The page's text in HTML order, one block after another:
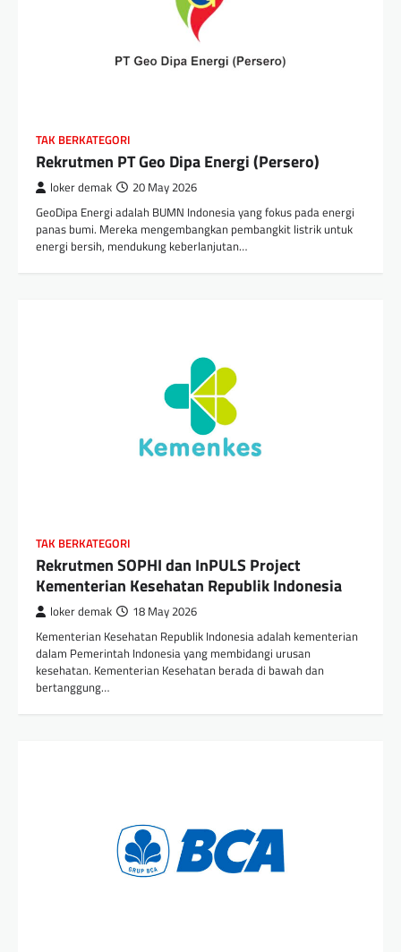
TAK BERKATEGORI
Rekrutmen PT Geo Dipa Energi (Persero)
loker demak 20 May 2026
GeoDipa Energi adalah BUMN Indonesia yang fokus pada energi
panas bumi. Mereka mengembangkan pembangkit listrik untuk
energi bersih, mendukung keberlanjutan…
TAK BERKATEGORI
Rekrutmen SOPHI dan InPULS Project
Kementerian Kesehatan Republik Indonesia
loker demak 18 May 2026
Kementerian Kesehatan Republik Indonesia adalah kementerian
dalam Pemerintah Indonesia yang membidangi urusan
kesehatan. Kementerian Kesehatan berada di bawah dan
bertanggung…